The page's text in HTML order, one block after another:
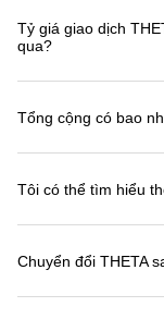
Tỷ giá giao dịch
qua?
Tổng cộng có bao
Tôi có thể tìm hiểu
Chuyển đổi THETA